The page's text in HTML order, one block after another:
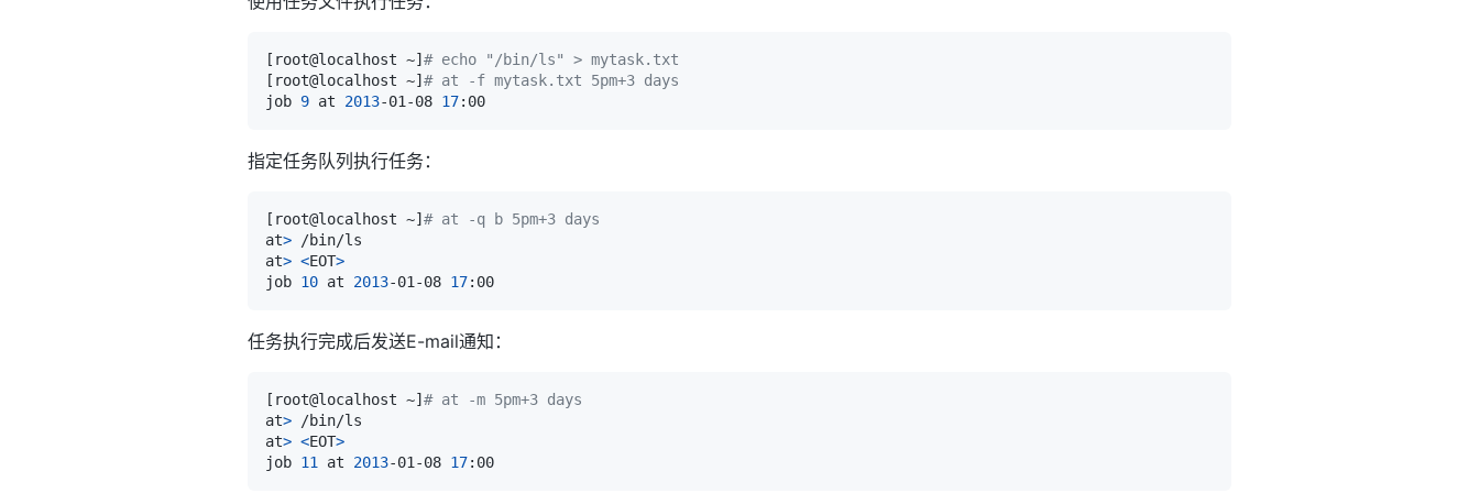
[ root@localhost ~] # echo "/bin/ls" > mytask.txt
[ root@localhost ~] # at -f mytask.txt 5pm+3 days
job 9 at 2013-01-08 17
指定任务队列执行任务：
[ root@localhost ~] # at -q b 5pm+3 days
at>
at> <EOT>
job 10 at 2013-01-08 17
任务执行完成后发送E-mail通知：
[ root@localhost ~] # at -m 5pm+3 days
at>
at> <EOT>
job 11 at 2013-01-08 17